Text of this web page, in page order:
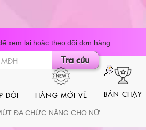
ĐÔI HÀNG MỚI VỀ BÁN CHẠY
ĐA CHỨC NĂNG CHO NỮ
xem lại hoặc theo dõi đơn hàng:
Tra cứu